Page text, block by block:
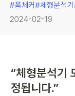
#폼체커#체형분석기
2024-02-19
“체형분석기
정됩니다.”